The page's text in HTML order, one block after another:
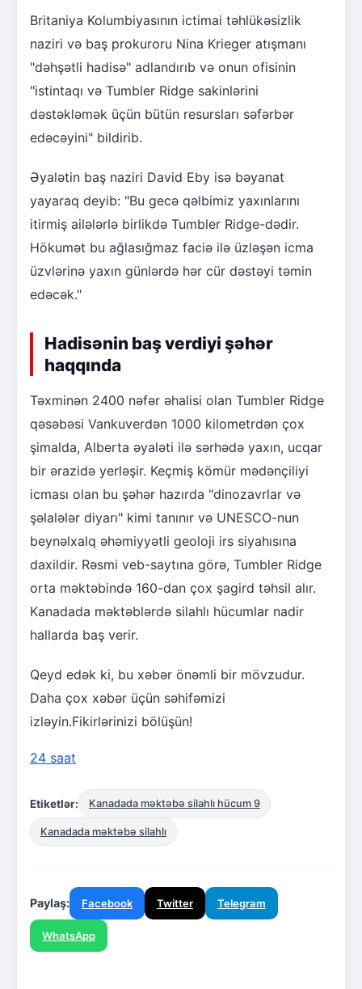
Britaniya Kolumbiyasının ictimai təhlükəsizlik
naziri və baş prokuroru Nina Krieger atışmanı
"dəhşətli hadisə" adlandırıb və onun ofisinin
"istintaqı və Tumbler Ridge sakinlərini
dəstəkləmək üçün bütün resursları səfərbər
edəcəyini" bildirib.
Əyalətin baş naziri David Eby isə bəyanat
yayaraq deyib: "Bu gecə qəlbimiz yaxınlarını
itirmiş ailələrlə birlikdə Tumbler Ridge-dədir.
Hökumət bu ağlasığmaz faciə ilə üzləşən icma
üzvlərinə yaxın günlərdə hər cür dəstəyi təmin
edəcək."
Hadisənin baş verdiyi şəhər
haqqında
Təxminən 2400 nəfər əhalisi olan Tumbler Ridge
qəsəbəsi Vankuverdən 1000 kilometrdən çox
şimalda, Alberta əyaləti ilə sərhədə yaxın, ucqar
bir ərazidə yerləşir. Keçmiş kömür mədənçiliyi
icması olan bu şəhər hazırda "dinozavrlar və
şəlalələr diyarı" kimi tanınır və UNESCO-nun
beynəlxalq əhəmiyyətli geoloji irs siyahısına
daxildir. Rəsmi veb-saytına görə, Tumbler Ridge
orta məktəbində 160-dan çox şagird təhsil alır.
Kanadada məktəblərdə silahlı hücumlar nadir
hallarda baş verir.
Qeyd edək ki, bu xəbər önəmli bir mövzudur.
Daha çox xəbər üçün səhifəmizi
izləyin.Fikirlərinizi bölüşün!
24 saat
Etiketlər: Kanadada məktəbə silahlı hücum 9
Kanadada məktəbə silahlı
Paylaş: Facebook Twitter Telegram
WhatsApp